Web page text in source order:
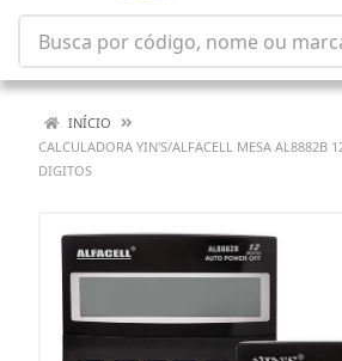
INÍCIO
CALCULADORA YIN'S/ALFACELL MESA AL8882B
DIGITOS